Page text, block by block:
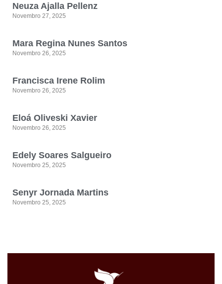
Neuza Ajalla Pellenz
Novembro 27, 2025
Mara Regina Nunes Santos
Novembro 26, 2025
Francisca Irene Rolim
Novembro 26, 2025
Eloá Oliveski Xavier
Novembro 26, 2025
Edely Soares Salgueiro
Novembro 25, 2025
Senyr Jornada Martins
Novembro 25, 2025